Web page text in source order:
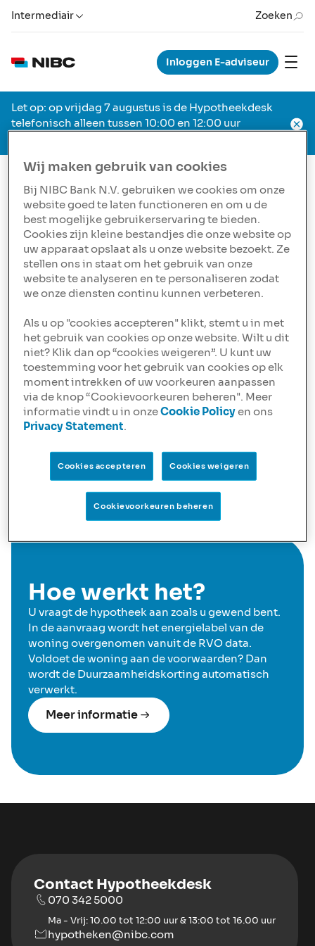
Intermediair Zoeken
Inloggen E-adviseur
Let op: op vrijdag 7 augustus is de Hypotheekdesk
telefonisch alleen tussen 10:00 en 12:00 uur
Nieuwsbrief 25 mrt. 2026, 12:00 CET
Nieuw!
Duurzaamheidskorting
verhoogd
Vanaf 25 maart 2026 verhoogt NIBC de
Duurzaamheidskorting voor klanten die een
hoger.
De Duurzaamheidskorting bedraagt:
0,15%bij een rentevaste periode t/m 10 jaar
0,08%bij een rentevaste periode langer dan 10 jaar
Belangrijk om te weten
De verhoogde korting geldt alleen voor de NIBC Extra
Bij de NIBC Hypotheek blijft de bestaande korting van
toepassing, tot maximaal 0,10%.
Hoe werkt het?
U vraagt de hypotheek aan zoals u gewend bent.
In de aanvraag wordt het energielabel van de
woning overgenomen vanuit de RVO data.
Voldoet de woning aan de voorwaarden? Dan
wordt de Duurzaamheidskorting automatisch
verwerkt.
Meer informatie
Contact Hypotheekdesk
070 342 5000
Ma - Vrij: 10.00 tot 12:00 uur & 13:00 tot 16.00 uur
hypotheken@nibc.com
Wij maken gebruik van cookies
Bij NIBC Bank N.V. gebruiken we cookies om onze
website goed te laten functioneren en om u de
best mogelijke gebruikerservaring te bieden.
Cookies zijn kleine bestandjes die onze website op
uw apparaat opslaat als u onze website bezoekt. Ze
stellen ons in staat om het gebruik van onze
website te analyseren en te personaliseren zodat
we onze diensten continu kunnen verbeteren.
Als u op "cookies accepteren" klikt, stemt u in met
het gebruik van cookies op onze website. Wilt u dit
niet? Klik dan op “cookies weigeren”. U kunt uw
toestemming voor het gebruik van cookies op elk
moment intrekken of uw voorkeuren aanpassen
via de knop “Cookievoorkeuren beheren". Meer
informatie vindt u in onzeCookie Policyen ons
Privacy Statement.
Cookies accepteren Cookies weigeren
Cookievoorkeuren beheren